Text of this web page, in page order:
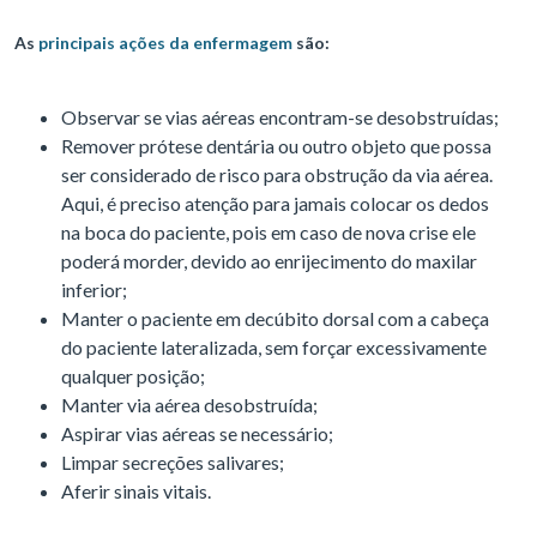
As principais ações da enfermagem são:
Observar se vias aéreas encontram-se desobstruídas;
Remover prótese dentária ou outro objeto que possa
ser considerado de risco para obstrução da via aérea.
Aqui, é preciso atenção para jamais colocar os dedos
na boca do paciente, pois em caso de nova crise ele
poderá morder, devido ao enrijecimento do maxilar
inferior;
Manter o paciente em decúbito dorsal com a cabeça
do paciente lateralizada, sem forçar excessivamente
qualquer posição;
Manter via aérea desobstruída;
Aspirar vias aéreas se necessário;
Limpar secreções salivares;
Aferir sinais vitais.